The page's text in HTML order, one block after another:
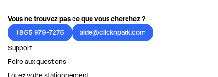
Vous ne trouvez pas ce que vous cherchez ?
1 855 979-7275
aide@clicknpark.com
Support
Foire aux questions
Louez votre stationnement